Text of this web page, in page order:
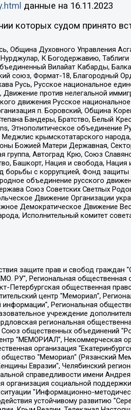
данные на 16.11.2023
которых судом принято
Община Духовного Управления
К Богодержавию,
Вилайат Кабарды,
союз, Формат-18, Благородный
Русь, Русское национальное
против нелегальной
движения Русское
п. Боровский, Община
Бандеры, Братство, Белый
Этнополитическое объединение
крымскотатарского
Божией Матери Державная,
Автоград Крю, Союз
Башкорт, Нация и свобода,
борьбы с коррупцией, Фонд
объединение русского
Союз Советских Светлых
Движение Организации
Демократическое Движение
Исполнительный комитет
с ограниченной ответственностью "Москоу диджитал медиа", с 26.01.2023 Общество с ограниченной ответственностью "Чайка Белые сады", Ветошкина Валерия Валерьевна, Заговора Максим Александрович, Межрегиональное общественное движение "Российская ЛГБТ - сеть", Оленичев Максим Владимирович, Павлов Иван Юрьевич, Скворцова Елена Сергеевна, Общество с ограниченной ответственностью "Как бы инагент", Кочетков Игорь Викторович, Общество с ограниченной ответственностью "Честные выборы", Еланчик Олег Александрович, Общество с ограниченной ответственностью "Нобелевский призыв", Гималова Регина Эмилевна, Григорьев Андрей Валерьевич, Григорьева Алина Александровна, Ассоциация по содействию защите прав призывников, альтернативнослужащих и военнослужащих "Правозащитная группа "Гражданин.Армия.Право", Хисамова Регина Фаритовна, Автономная некоммерческая организация по реализации социально-правовых программ "Лилит", Дальневосточное общественное движение "Маяк", Санкт-Петербургская ЛГБТ-инициативная группа "Выход", Инициативная группа ЛГБТ+ "Реверс", Алексеев Андрей Викторович, Бекбулатова Таисия Львовна, Беляев Иван Михайлович, Владыкина Елена Сергеевна, Гельман Марат Александрович, Никульшина Вероника Юрьевна, Толоконникова Надежда Андреевна, Шендерович Виктор Анатольевич, Общество с ограниченной ответственностью "Данное сообщение", Общество с ограниченной ответственностью Издательский дом "Новая глава", Айнбиндер Александра Александровна, Московский комьюнити-центр для ЛГБТ+инициатив, Благотворительный фонд развития филантропии, Deutsche Welle (Германия, Kurt-Schumacher-Strasse 3, 53113 Bonn), Борзунова Мария Михайловна, Воробьев Виктор Викторович, Голубева Анна Львовна, Константинова Алла Михайловна, Малкова Ирина Владимировна, Мурадов Мурад Абдулгалимович, Осетинская Елизавета Николаевна, Понасенков Евгений Николаевич, Ганапольский Матвей Юрьевич, Киселев Евгений Алексеевич, Борухович Ирина Григорьевна, Дремин Иван Тимофеевич, Дубровский Дмитрий Викторович, Красноярская региональная общественная организация поддержки и развития альтернативных образовательных технологий и межкультурных коммуникаций